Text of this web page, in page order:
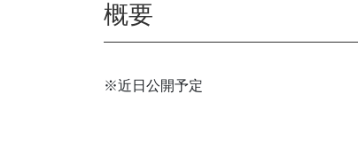
概要
※近日公開予定